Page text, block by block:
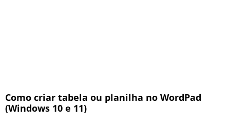
Como criar tabela ou planilha no WordPad
(Windows 10 e 11)